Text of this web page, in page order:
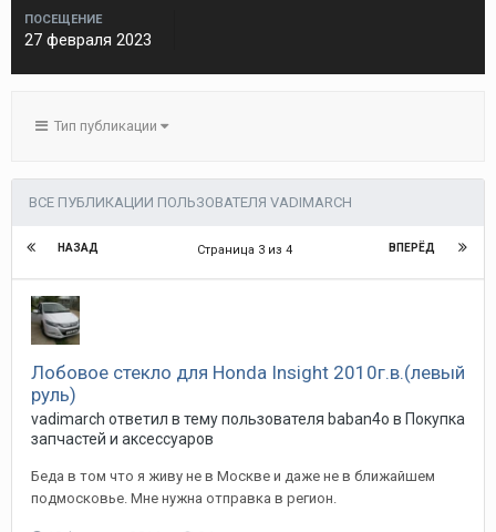
ПОСЕЩЕНИЕ
27 февраля 2023
Тип публикации
ВСЕ ПУБЛИКАЦИИ ПОЛЬЗОВАТЕЛЯ VADIMARCH
НАЗАД ВПЕРЁД
Страница 3 из 4
Лобовое стекло для Honda Insight 2010г.в.(левый
руль)
vadimarch ответил в тему пользователя baban4o в Покупка
запчастей и аксессуаров
Беда в том что я живу не в Москве и даже не в ближайшем
подмосковье. Мне нужна отправка в регион.